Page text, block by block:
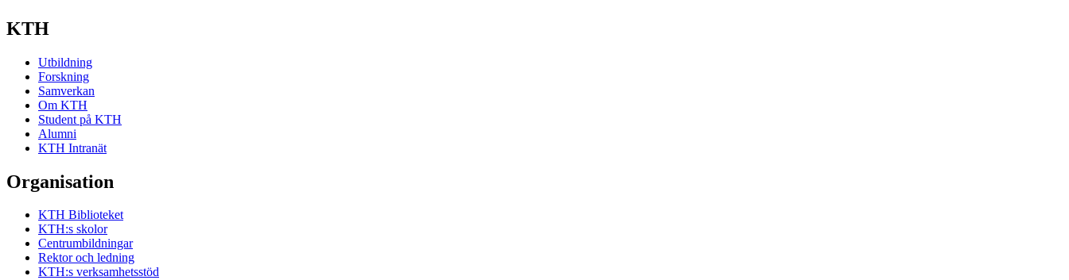
KTH
Utbildning
Forskning
Samverkan
Om KTH
Student på KTH
Alumni
KTH Intranät
Organisation
KTH Biblioteket
KTH:s skolor
Centrumbildningar
Rektor och ledning
KTH:s verksamhetsstöd